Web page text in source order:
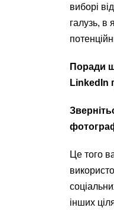
виборі
галузь, в
Поради
LinkedIn
Це того
інших